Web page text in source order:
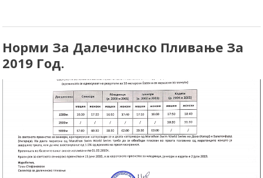
Норми За Далечинско Пливање За
2019 Год.